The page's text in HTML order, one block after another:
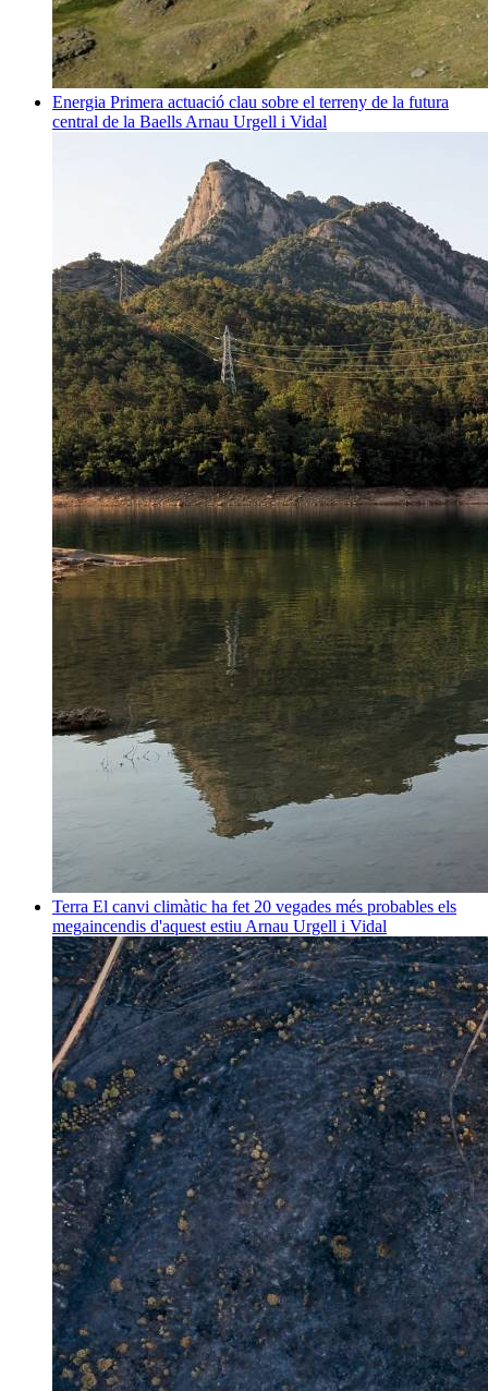
Energia Primera actuació clau sobre el terreny de la futura
central de la Baells Arnau Urgell i Vidal
Terra El canvi climàtic ha fet 20 vegades més probables els
megaincendis d'aquest estiu Arnau Urgell i Vidal